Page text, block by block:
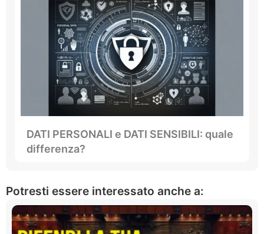
DATI PERSONALI e DATI SENSIBILI: quale
differenza?
Potresti essere interessato anche a: